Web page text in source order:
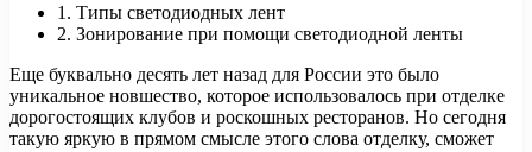
1. Типы светодиодных лент
2. Зонирование при помощи светодиодной ленты
Еще буквально десять лет назад для России это было
уникальное новшество, которое использовалось при отделке
дорогостоящих клубов и роскошных ресторанов. Но сегодня
такую яркую в прямом смысле этого слова отделку, сможет